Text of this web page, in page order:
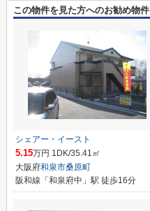
この物件を見た方へのお勧め物件
シェアー・イースト
5.15万円 1DK/35.41㎡
大阪府和泉市桑原町
阪和線「和泉府中」駅 徒歩16分